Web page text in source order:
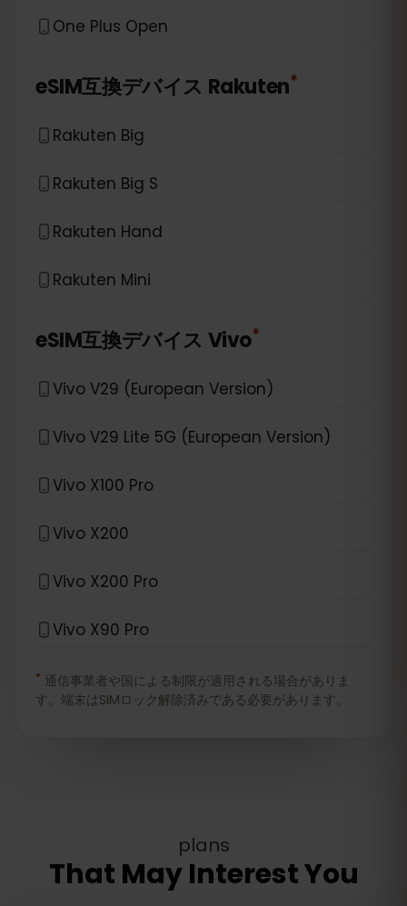
One Plus Open
eSIM互換デバイス Rakuten*
Rakuten Big
Rakuten Big S
Rakuten Hand
Rakuten Mini
eSIM互換デバイス Vivo*
Vivo V29 (European Version)
Vivo V29 Lite 5G (European Version)
Vivo X100 Pro
Vivo X200
Vivo X200 Pro
Vivo X90 Pro
* 通信事業者や国による制限が適用される場合がありま
す。端末はSIMロック解除済みである必要があります。
plans
That May Interest You